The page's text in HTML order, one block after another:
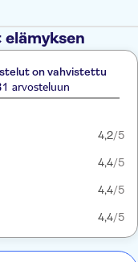
on vahvistettu
arvosteluun
4,2/5
4,4/5
4,4/5
4,4/5